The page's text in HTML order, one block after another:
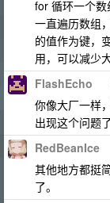
for 循环一个
一直遍历数组
的值作为键，
用，可以减少
FlashEcho
你像大厂一样
出现这个问题
RedBeanIce
其他地方都挺
了。